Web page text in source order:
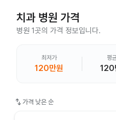
치과 병원 가격
병원 1곳의 가격 정보입니다.
최저가
120만원
평
120
swap_vert 가격 낮은 순